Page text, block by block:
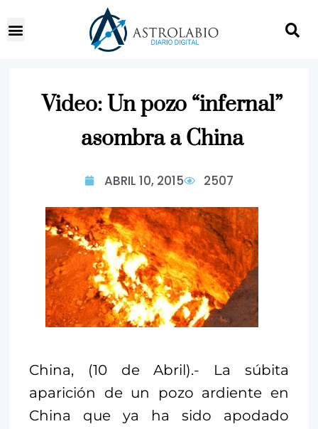
Video: Un pozo “infernal”
asombra a China
ABRIL 10, 2015 2507
China, (10 de Abril).- La súbita
aparición de un pozo ardiente en
China que ya ha sido apodado